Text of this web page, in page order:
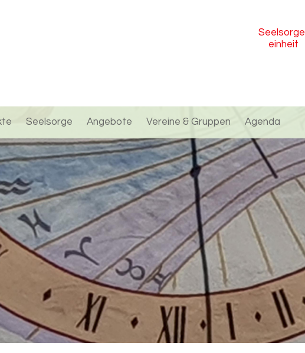
Seelsorge
einheit
Seelsorge Angebote Vereine & Gruppen Agenda